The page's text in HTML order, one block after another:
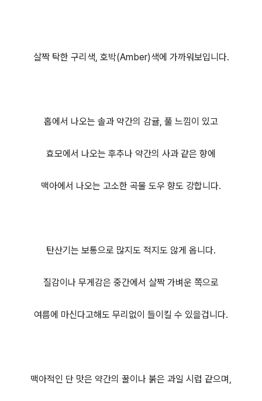
살짝 탁한 구리색, 호박(Amber)색에 가까워보입니다.
홉에서 나오는 솔과 약간의 감귤, 풀 느낌이 있고
효모에서 나오는 후추나 약간의 사과 같은 향에
맥아에서 나오는 고소한 곡물 도우 향도 강합니다.
탄산기는 보통으로 많지도 적지도 않게 옵니다.
질감이나 무게감은 중간에서 살짝 가벼운 쪽으로
여름에 마신다고해도 무리없이 들이킬 수 있을겁니다.
맥아적인 단 맛은 약간의 꿀이나 붉은 과일 시럽 같으며,